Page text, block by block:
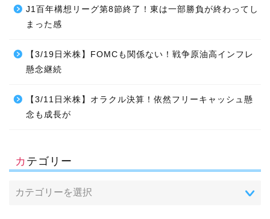
J1百年構想リーグ第8節終了！東は一部勝負が終わってし
まった感
【3/19日米株】FOMCも関係ない！戦争原油高インフレ
懸念継続
【3/11日米株】オラクル決算！依然フリーキャッシュ懸
念も成長が
カテゴリー